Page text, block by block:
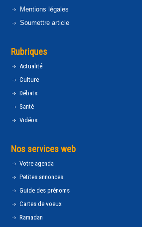
Mentions légales
Soumettre article
Rubriques
Actualité
Culture
Débats
Santé
Vidéos
Nos services web
Votre agenda
Petites annonces
Guide des prénoms
Cartes de voeux
Ramadan